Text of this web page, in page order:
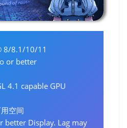
8/8.1/10/11
or better
4.1 capable GPU
空间
better Display. Lag may